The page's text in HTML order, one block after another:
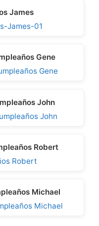
James
Gene
John
Robert
Michael